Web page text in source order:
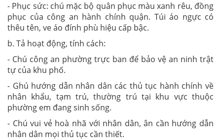
- Phục sức: chú mặc bộ quân phục màu xanh rêu, đồng
phục của công an hành chính quận. Túi áo ngực có
thêu tên, ve áo đính phù hiệu cấp bậc.
b. Tả hoạt động, tính cách:
- Chú công an phường trực ban để bảo vệ an ninh trật
tự của khu phố.
- Ghú hướng dẫn nhân dân các thủ tục hành chính về
nhân khẩu, tạm trú, thường trú tại khu vực thuộc
phường em đang sinh sống.
- Chú vui vẻ hoà nhã với nhân dân, ân cần hướng dẫn
nhân dân mọi thủ tục cần thiết.